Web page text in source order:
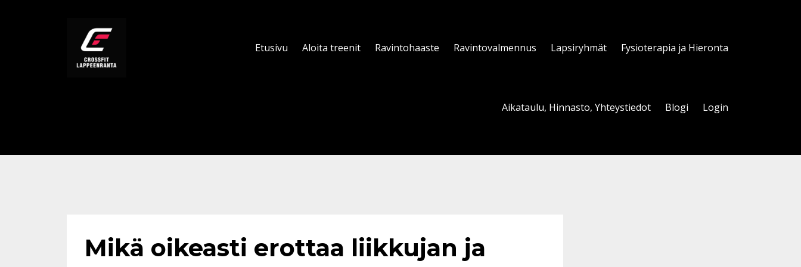
Etusivu Aloita treenit Ravintohaaste Ravintovalmennus Lapsiryhmät Fysioterapia ja Hieronta
Aikataulu, Hinnasto, Yhteystiedot Blogi Login
Mikä oikeasti erottaa liikkujan ja